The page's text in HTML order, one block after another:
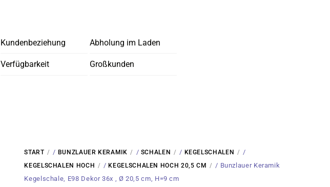
Kundenbeziehung Abholung im Laden
Verfügbarkeit Großkunden
START / BUNZLAUER KERAMIK / SCHALEN / KEGELSCHALEN /
KEGELSCHALEN HOCH /KEGELSCHALEN HOCH 20,5 CM
/ Bunzlauer Keramik
Kegelschale, E98 Dekor 36x , Ø 20,5 cm, H=9 cm